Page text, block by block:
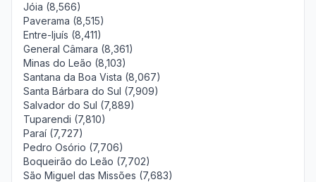
Jóia (8,566)
Paverama (8,515)
Entre-Ijuís (8,411)
General Câmara (8,361)
Minas do Leão (8,103)
Santana da Boa Vista (8,067)
Santa Bárbara do Sul (7,909)
Salvador do Sul (7,889)
Tuparendi (7,810)
Paraí (7,727)
Pedro Osório (7,706)
Boqueirão do Leão (7,702)
São Miguel das Missões (7,683)